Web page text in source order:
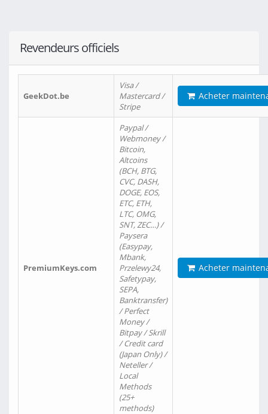
Revendeurs officiels
GeekDot.be
Visa /
Mastercard /
Stripe
Acheter
PremiumKeys.com
Paypal /
Webmoney /
Bitcoin,
Altcoins
(BCH, BTG,
CVC, DASH,
DOGE, EOS,
ETC, ETH,
LTC, OMG,
SNT, ZEC…) /
Paysera
(Easypay,
Mbank,
Przelewy24,
Safetypay,
SEPA,
Banktransfer)
/ Perfect
Money /
Bitpay / Skrill
/ Credit card
(Japan Only) /
Neteller /
Local
Methods
(25+
methods)
Acheter